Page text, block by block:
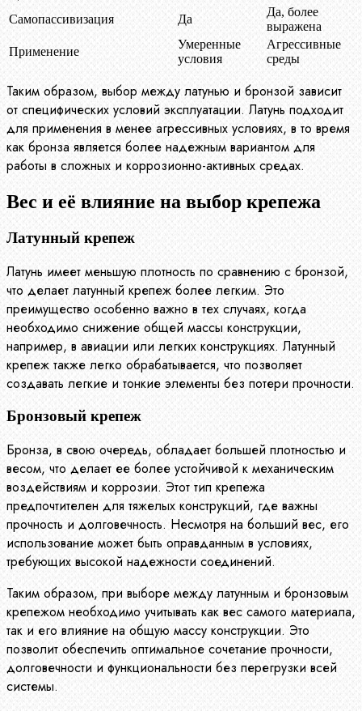
Самопассивизация
Да
Да, более
выражена
Применение
Умеренные
условия
Агрессивные
среды
Таким образом, выбор между латунью и бронзой зависит
от специфических условий эксплуатации. Латунь подходит
для применения в менее агрессивных условиях, в то время
как бронза является более надежным вариантом для
работы в сложных и коррозионно-активных средах.
Вес и её влияние на выбор крепежа
Латунный крепеж
Латунь имеет меньшую плотность по сравнению с бронзой,
что делает латунный крепеж более легким. Это
преимущество особенно важно в тех случаях, когда
необходимо снижение общей массы конструкции,
например, в авиации или легких конструкциях. Латунный
крепеж также легко обрабатывается, что позволяет
создавать легкие и тонкие элементы без потери прочности.
Бронзовый крепеж
Бронза, в свою очередь, обладает большей плотностью и
весом, что делает ее более устойчивой к механическим
воздействиям и коррозии. Этот тип крепежа
предпочтителен для тяжелых конструкций, где важны
прочность и долговечность. Несмотря на больший вес, его
использование может быть оправданным в условиях,
требующих высокой надежности соединений.
Таким образом, при выборе между латунным и бронзовым
крепежом необходимо учитывать как вес самого материала,
так и его влияние на общую массу конструкции. Это
позволит обеспечить оптимальное сочетание прочности,
долговечности и функциональности без перегрузки всей
системы.